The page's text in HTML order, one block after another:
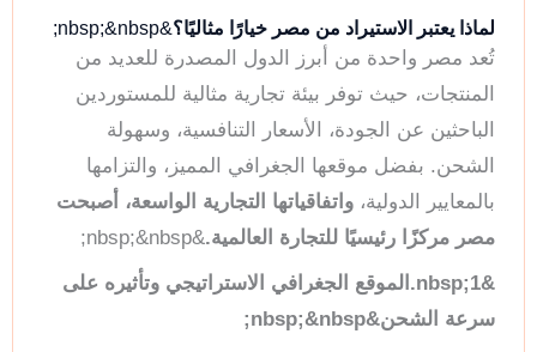
لماذا يعتبر الاستيراد من مصر خيارًا مثاليًا؟&nbsp;&nbsp;
تُعد مصر واحدة من أبرز الدول المصدرة للعديد من
المنتجات، حيث توفر بيئة تجارية مثالية للمستوردين
الباحثين عن الجودة، الأسعار التنافسية، وسهولة
الشحن. بفضل موقعها الجغرافي المميز، والتزامها
بالمعايير الدولية، واتفاقياتها التجارية الواسعة، أصبحت
مصر مركزًا رئيسيًا للتجارة العالمية.&nbsp;&nbsp;
&nbsp;1.الموقع الجغرافي الاستراتيجي وتأثيره على
سرعة الشحن&nbsp;&nbsp;